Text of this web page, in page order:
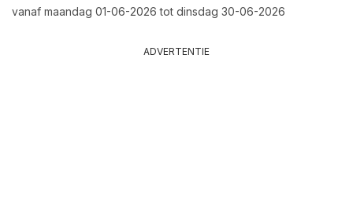
vanaf maandag 01-06-2026 tot dinsdag 30-06-2026
ADVERTENTIE